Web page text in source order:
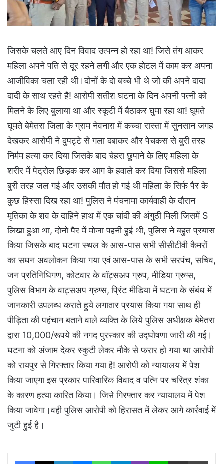
जिसके चलते आए दिन विवाद उत्पन्न हो रहा था! जिसे तंग आकर
महिला अपने पति से दूर रहने लगी और एक होटल में काम कर अपना
आजीविका चला रही थी।दोनों के दो बच्चे भी थे जो की अपने दादा
दादी के साथ रहते है! आरोपी सतीश घटना के दिन अपनी पत्नी को
मिलने के लिए बुलाया था और स्कूटी में बैठाकर घुमा रहा था! घूमते
घूमते बेमेतरा जिला के ग्राम नेवनारा में कच्चा रास्ता में सुनसान जगह
देखकर आरोपी ने दुपट्टे से गला दबाकर और पेचकस से बुरी तरह
निर्मम हत्या कर दिया जिसके बाद चेहरा छुपाने के लिए महिला के
शरीर में पेट्रोल छिड़क कर आग के हवाले कर दिया जिससे महिला
बुरी तरह जल गई और उसकी मौत हो गई थी महिला के सिर्फ पैर के
कुछ हिस्सा दिख रहा था! पुलिस ने पंचनामा कार्यवाही के दौरान
मृतिका के शव के दाहिने हाथ में एक चांदी की अंगुठी मिली जिसमें S
लिखा हुआ था, दोनो पैर में मोजा पहनी हुई थी, पुलिस ने बहुत प्रयास
किया जिसके बाद घटना स्थल के आस-पास सभी सीसीटीवी कैमरों
का सघन अवलोकन किया गया एवं आस-पास के सभी सरपंच, सचिव,
जन प्रतिनिधिगण, कोटवार के वाॅट्सअप ग्रुप, मीडिया ग्रुप्स,
पुलिस विभाग के वाट्सअप ग्रुप्स, प्रिंट मीडिया में घटना के संबंध में
जानकारी उपलब्ध कराते हुये लगातार प्रयास किया गया साथ ही
पीड़िता की पहंचान बताने वाले व्यक्ति के लिये पुलिस अधीक्षक बेमेतरा
द्वारा 10,000/रूपये की नगद पुरस्कार की उद्घोषणा जारी की गई।
घटना को अंजाम देकर स्कुटी लेकर मौके से फरार हो गया था आरोपी
को रायपुर से गिरफ्तार किया गया है! आरोपी को न्यायालय में पेश
किया जाएगा इस प्रकार पारिवारिक विवाद व पत्नि पर चरित्र शंका
के कारण हत्या कारित किया। जिसे गिरफ्तार कर न्यायालय में पेश
किया जावेगा।वही पुलिस आरोपी को हिरासत में लेकर आगे कार्रवाई में
जुटी हुई है।
Facebook
X LinkedInMessengerWhatsAppTelegram
Viber Line Share via Email Print